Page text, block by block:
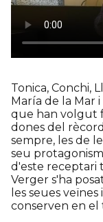
Tonica, Conchi,
María de la Mar
que han volgut
dones del
sempre, les de
seu
d'este receptari
Verger s'ha
les seues
conserven en el